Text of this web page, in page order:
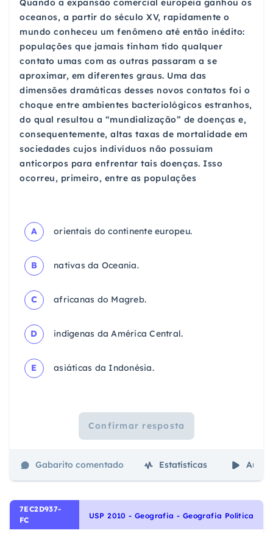
Quando a expansão comercial europeia ganhou os
oceanos, a partir do século XV, rapidamente o
mundo conheceu um fenômeno até então inédito:
populações que jamais tinham tido qualquer
contato umas com as outras passaram a se
aproximar, em diferentes graus. Uma das
dimensões dramáticas desses novos contatos foi o
choque entre ambientes bacteriológicos estranhos,
do qual resultou a “mundialização” de doenças e,
consequentemente, altas taxas de mortalidade em
sociedades cujos indivíduos não possuíam
anticorpos para enfrentar tais doenças. Isso
ocorreu, primeiro, entre as populações
A orientais do continente europeu.
B nativas da Oceania.
C africanas do Magreb.
D indígenas da América Central.
E asiáticas da Indonésia.
Confirmar resposta
Gabarito comentado Estatísticas Aulas
7EC2D937-
FC
USP 2010 - Geografia - Geografia Política